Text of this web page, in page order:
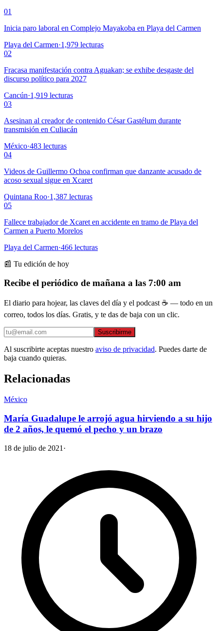
01
Inicia paro laboral en Complejo Mayakoba en Playa del Carmen
Playa del Carmen·1,979 lecturas
02
Fracasa manifestación contra Aguakan; se exhibe desgaste del
discurso político para 2027
Cancún·1,919 lecturas
03
Asesinan al creador de contenido César Gastélum durante
transmisión en Culiacán
México·483 lecturas
04
Videos de Guillermo Ochoa confirman que danzante acusado de
acoso sexual sigue en Xcaret
Quintana Roo·1,387 lecturas
05
Fallece trabajador de Xcaret en accidente en tramo de Playa del
Carmen a Puerto Morelos
Playa del Carmen·466 lecturas
📰 Tu edición de hoy
Recibe el periódico de mañana a las 7:00 am
El diario para hojear, las claves del día y el podcast ☕ — todo en un
correo, todos los días. Gratis, y te das de baja con un clic.
Suscribirme
Al suscribirte aceptas nuestro aviso de privacidad. Puedes darte de
baja cuando quieras.
Relacionadas
México
María Guadalupe le arrojó agua hirviendo a su hijo
de 2 años, le quemó el pecho y un brazo
18 de julio de 2021 ·